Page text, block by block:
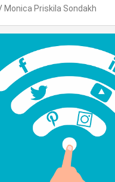
Monica Priskila Sondakh